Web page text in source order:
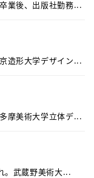
業後、出版社勤務...
造形大学デザイン...
摩美術大学立体デ...
。武蔵野美術大...